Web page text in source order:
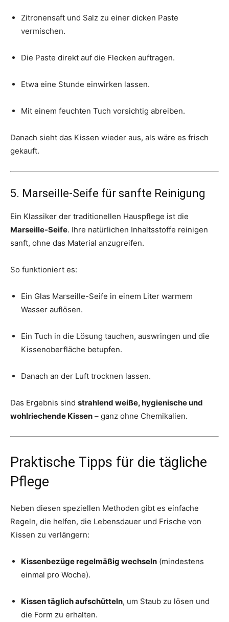
Zitronensaft und Salz zu einer dicken Paste
vermischen.
Die Paste direkt auf die Flecken auftragen.
Etwa eine Stunde einwirken lassen.
Mit einem feuchten Tuch vorsichtig abreiben.
Danach sieht das Kissen wieder aus, als wäre es frisch
gekauft.
5. Marseille-Seife für sanfte Reinigung
Ein Klassiker der traditionellen Hauspflege ist die
Marseille-Seife. Ihre natürlichen Inhaltsstoffe reinigen
sanft, ohne das Material anzugreifen.
So funktioniert es:
Ein Glas Marseille-Seife in einem Liter warmem
Wasser auflösen.
Ein Tuch in die Lösung tauchen, auswringen und die
Kissenoberfläche betupfen.
Danach an der Luft trocknen lassen.
Das Ergebnis sind strahlend weiße, hygienische und
wohlriechende Kissen – ganz ohne Chemikalien.
Praktische Tipps für die tägliche
Pflege
Neben diesen speziellen Methoden gibt es einfache
Regeln, die helfen, die Lebensdauer und Frische von
Kissen zu verlängern:
Kissenbezüge regelmäßig wechseln (mindestens
einmal pro Woche).
Kissen täglich aufschütteln, um Staub zu lösen und
die Form zu erhalten.